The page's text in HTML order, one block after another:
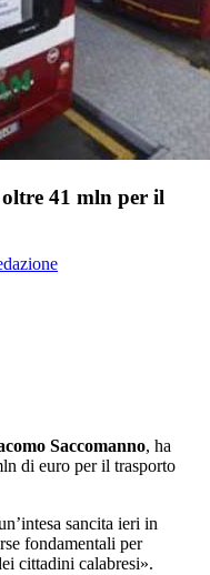
41 mln per il
Saccomanno, ha
di euro per il trasporto
sancita ieri in
fondamentali per
cittadini calabresi».